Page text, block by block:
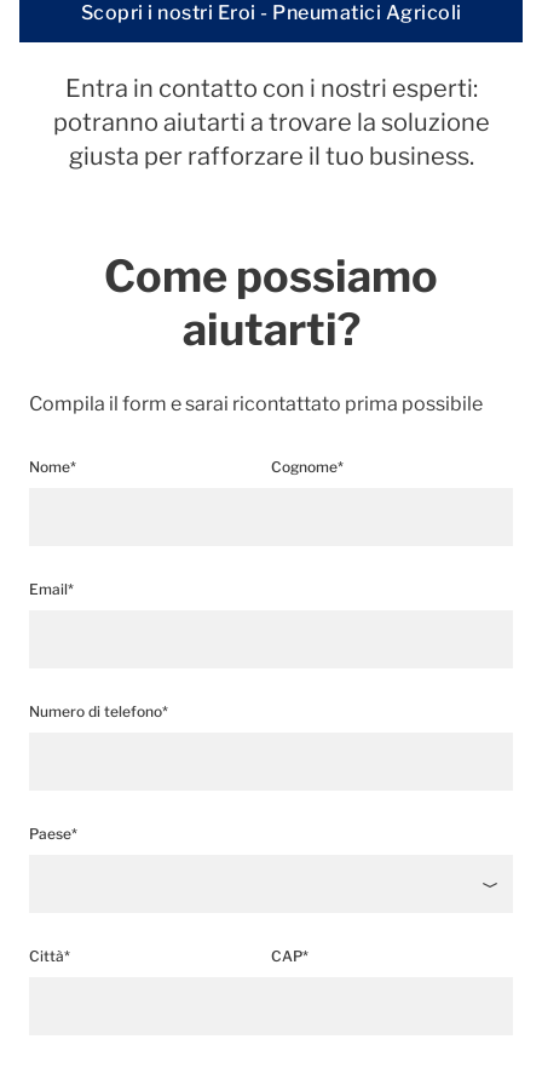
Scopri i nostri Eroi - Pneumatici Agricoli
Entra in contatto con i nostri esperti:
potranno aiutarti a trovare la soluzione
giusta per rafforzare il tuo business.
Come possiamo
aiutarti?
Compila il form e sarai ricontattato prima possibile
Nome* Cognome*
Email*
Numero di telefono*
Paese*
Città* CAP*